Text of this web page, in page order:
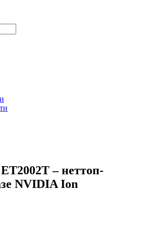
– неттоп-
NVIDIA Ion